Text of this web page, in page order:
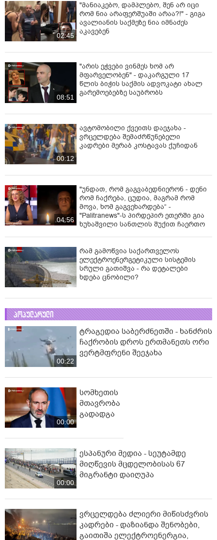
02:45
"მანიაკებო, დამპლებო, შენ არ იცი
რომ ნია არაფერშუაში არაა?!" - გიგა
ავალიანის საქმეზე ნია იმნაძეს
აკავებენ
08:51
"არის ეჭვები ვინმეს ხომ არ
მფარველობენ" - დაკარგული 17
წლის ბიჭის საქმის ადვოკატი ახალ
გარემოებებზე საუბრობს
00:12
ავტომობილი ქვეითს დაეჯახა -
ვრცელდება შემაძრწუნებელი
კადრები მერაბ კოსტავას ქუჩიდან
04:56
"უნდათ, რომ გაგვაბედნიერონ - დენი
რომ ჩაქრება, ცუდია, მაგრამ რომ
მოვა, ხომ გაგვეხარდება“ -
"Palitranews"-ს პირდეპირ ეთერში გია
ხუხაშვილი სანთლის შუქით ჩაერთო
რამ გამოწვია საქართველოს
ელექტროენერგეტიკული სისტემის
სრული გათიშვა - რა დეტალები
ხდება ცნობილი?
პოპულარული
00:22
ტრაგედია საბერძნეთში - ხანძრის
ჩაქრობის დროს ერთმანეთს ორი
ვერტმფრენი შეეჯახა
00:00
სომხეთის
მთავრობა
გადადგა
00:00
ესპანური მედია - სეუტამდე
მიღწევის მცდელობისას 67
მიგრანტი დაიღუპა
ვრცელდება ძლიერი მიწისძვრის
კადრები - დაზიანდა შენობები,
გაითიშა ელექტროენერგია,